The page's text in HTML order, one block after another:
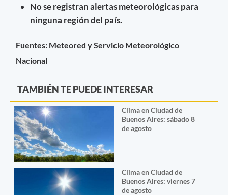
No se registran alertas meteorológicas para
ninguna región del país.
Fuentes: Meteored y Servicio Meteorológico
Nacional
TAMBIÉN TE PUEDE INTERESAR
Clima en Ciudad de
Buenos Aires: sábado 8
de agosto
Clima en Ciudad de
Buenos Aires: viernes 7
de agosto